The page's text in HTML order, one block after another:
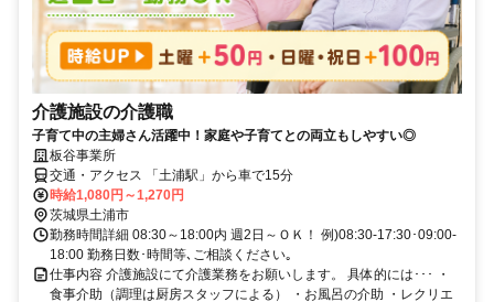
介護施設の介護職
子育て中の主婦さん活躍中！家庭や子育てとの両立もしやすい◎
板谷事業所
交通・アクセス 「土浦駅」から車で15分
時給1,080円～1,270円
茨城県土浦市
勤務時間詳細 08:30～18:00内 週2日～ＯＫ！ 例)08:30-17:30･09:00-
18:00 勤務日数･時間等､ご相談ください｡
仕事内容 介護施設にて介護業務をお願いします。 具体的には･･･ ・
食事介助（調理は厨房スタッフによる） ・お風呂の介助 ・レクリエ